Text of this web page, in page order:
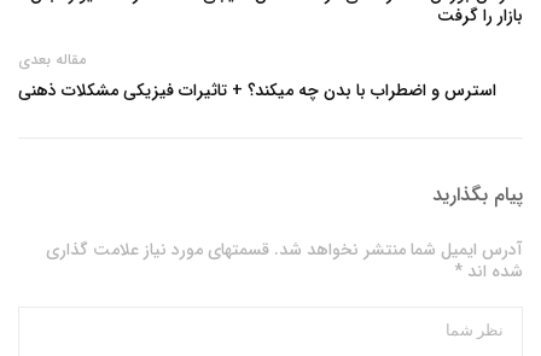
بازار را گرفت
مقاله بعدی
استرس و اضطراب با بدن چه میکند؟ + تاثیرات فیزیکی مشکلات ذهنی
پیام بگذارید
آدرس ایمیل شما منتشر نخواهد شد. قسمتهای مورد نیاز علامت گذاری
شده اند *